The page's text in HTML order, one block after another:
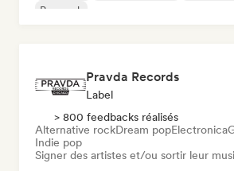
Pop rock
Pravda Records
Label
> 800 feedbacks réalisés
Alternative rockDream popElectronica
Indie pop
Signer des artistes et/ou sortir leur